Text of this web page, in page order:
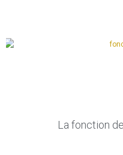
La fonction